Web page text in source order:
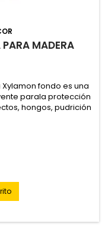
MADERA
fondo es una
parala protección
hongos, pudrición